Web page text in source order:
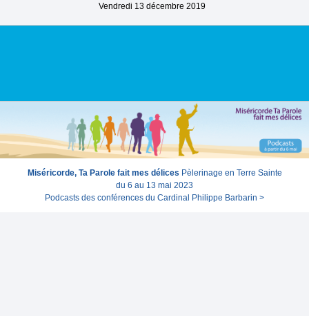
Vendredi 13 décembre 2019
Miséricorde, Ta Parole fait mes délices Pèlerinage en Terre Sainte
du 6 au 13 mai 2023
Podcasts des conférences du Cardinal Philippe Barbarin >